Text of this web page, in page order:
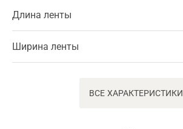
Длина ленты
Ширина ленты
ВСЕ ХАРАКТЕРИСТИКИ